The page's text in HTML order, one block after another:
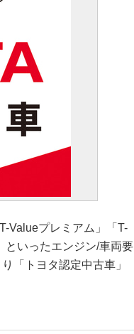
Valueプレミアム」「T-
といったエンジン/車両要
「トヨタ認定中古車」